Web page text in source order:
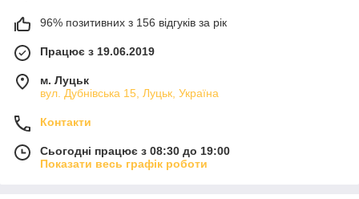
96% позитивних з 156 відгуків за рік
Працює з 19.06.2019
м. Луцьк
вул. Дубнівська 15, Луцьк, Україна
Контакти
Сьогодні працює з 08:30 до 19:00
Показати весь графік роботи